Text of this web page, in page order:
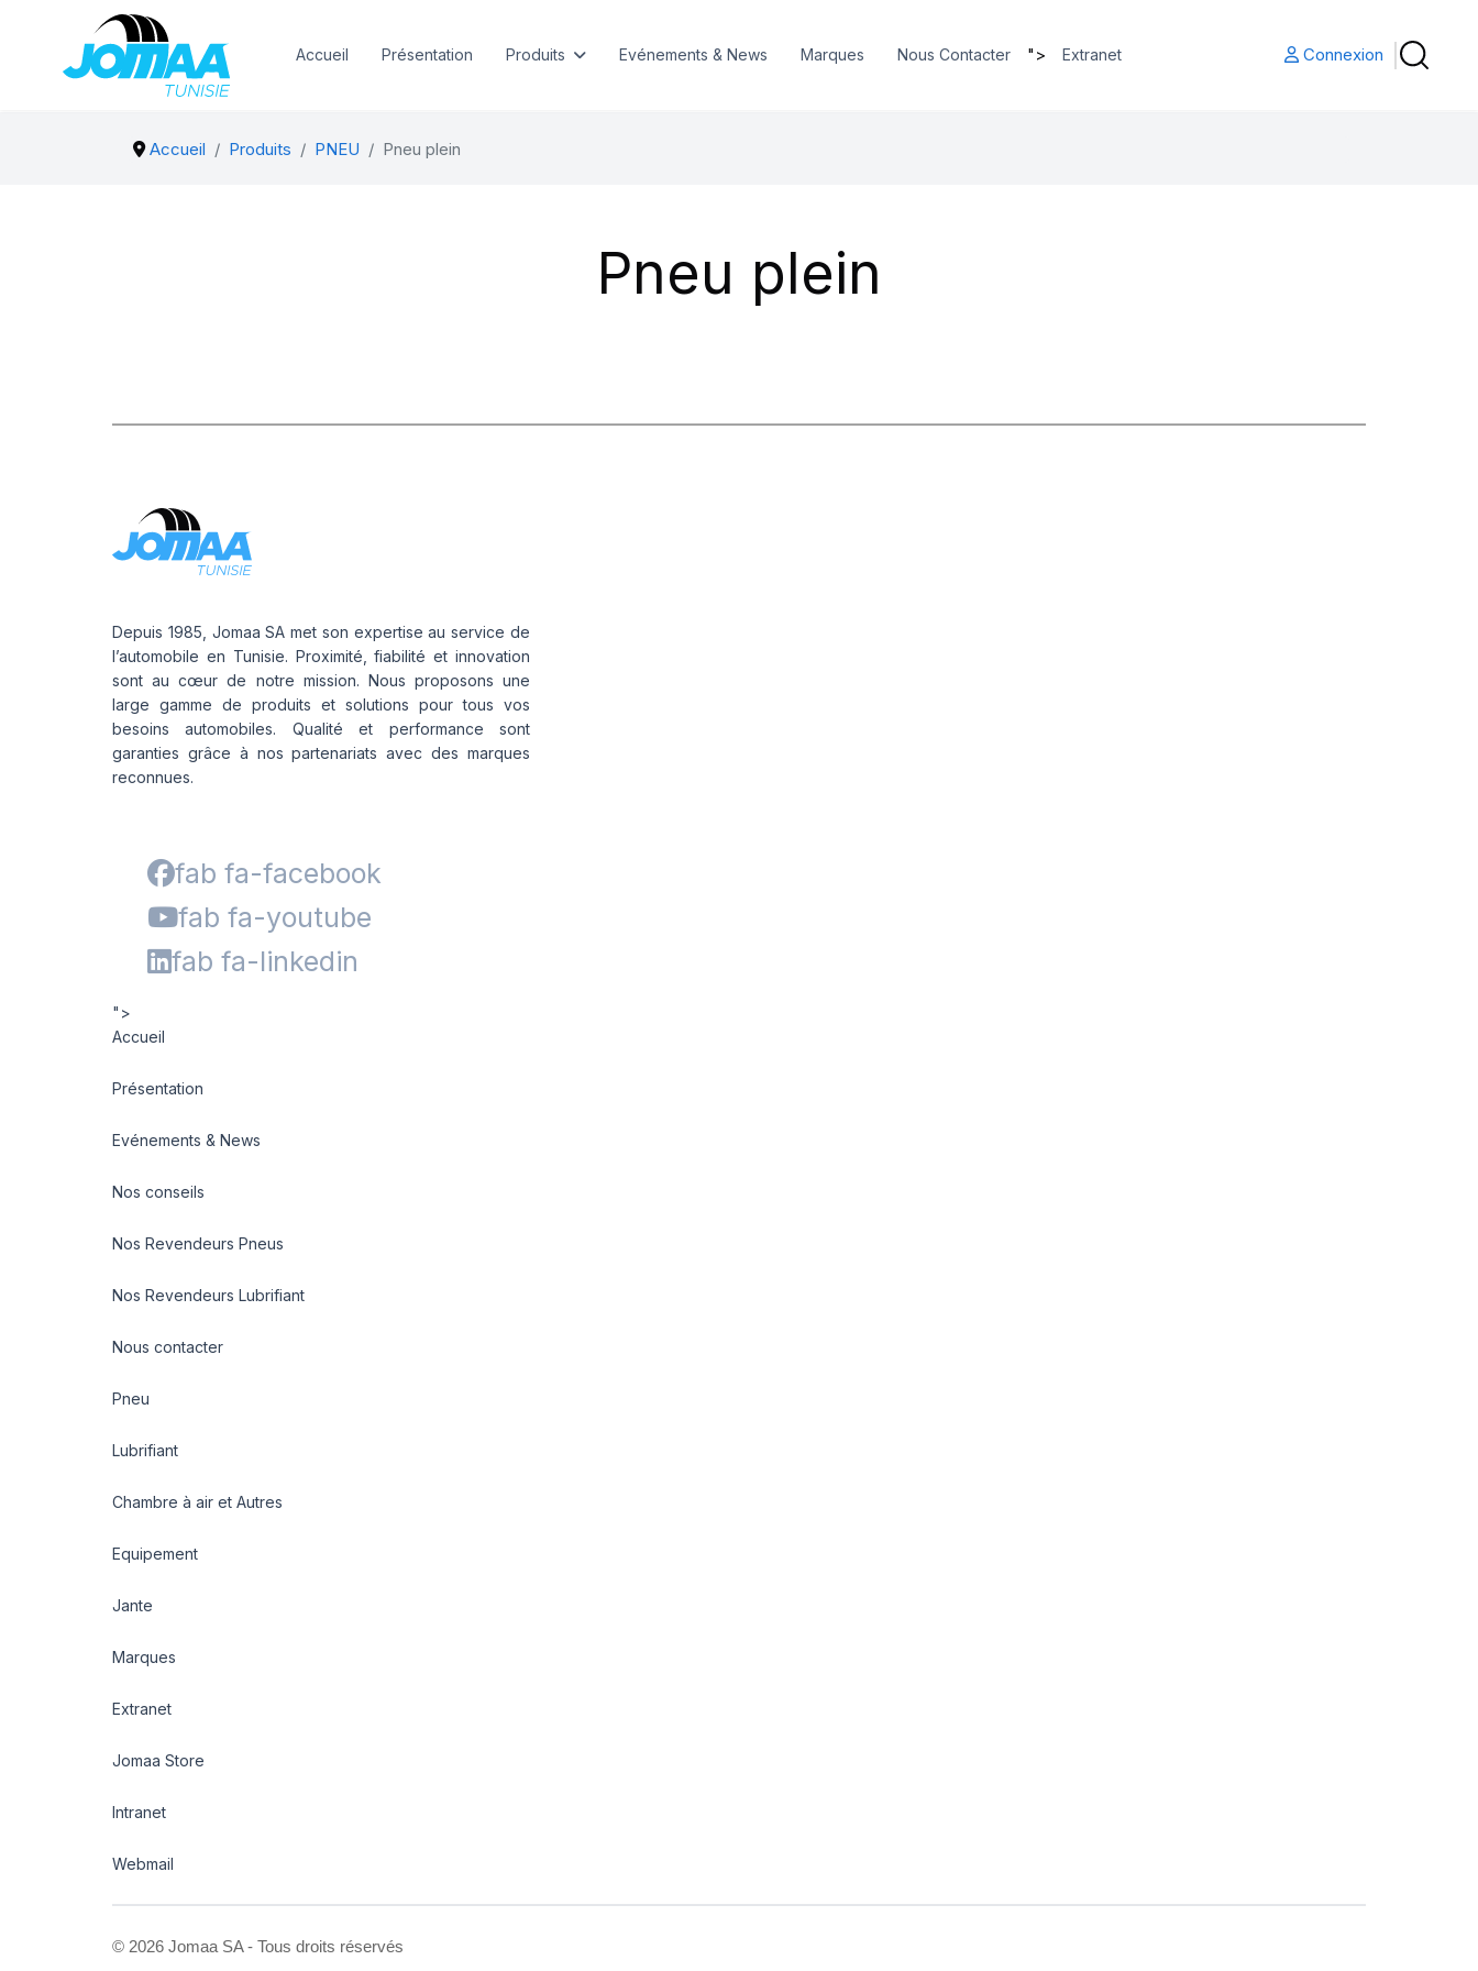
Accueil Présentation Produits Evénements & News Marques Nous Contacter "> Extranet Connexion
Accueil Produits PNEU Pneu plein
Pneu plein
Depuis 1985, Jomaa SA met son expertise au service de
l’automobile en Tunisie. Proximité, fiabilité et innovation
sont au cœur de notre mission. Nous proposons une
large gamme de produits et solutions pour tous vos
besoins automobiles. Qualité et performance sont
garanties grâce à nos partenariats avec des marques
reconnues.
fab fa-facebook
fab fa-youtube
fab fa-linkedin
">
Accueil
Présentation
Evénements & News
Nos conseils
Nos Revendeurs Pneus
Nos Revendeurs Lubrifiant
Nous contacter
Pneu
Lubrifiant
Chambre à air et Autres
Equipement
Jante
Marques
Extranet
Jomaa Store
Intranet
Webmail
© 2026 Jomaa SA - Tous droits réservés